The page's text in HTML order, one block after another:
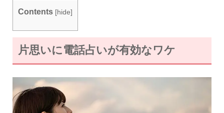
Contents [hide]
片思いに電話占いが有効なワケ